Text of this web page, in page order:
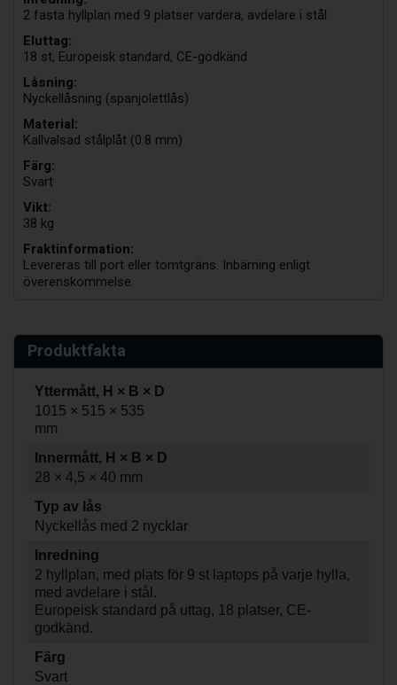
2 fasta hyllplan med 9 platser vardera, avdelare i stål
Eluttag:
18 st, Europeisk standard, CE-godkänd
Låsning:
Nyckellåsning (spanjolettlås)
Material:
Kallvalsad stålplåt (0.8 mm)
Färg:
Svart
Vikt:
38 kg
Fraktinformation:
Levereras till port eller tomtgräns. Inbärning enligt
överenskommelse.
Produktfakta
Yttermått, H × B × D
1015 × 515 × 535
mm
Innermått, H × B × D
28 × 4,5 × 40 mm
Typ av lås
Nyckellås med 2 nycklar
Inredning
2 hyllplan, med plats för 9 st laptops på varje hylla,
med avdelare i stål.
Europeisk standard på uttag, 18 platser, CE-
godkänd.
Färg
Svart